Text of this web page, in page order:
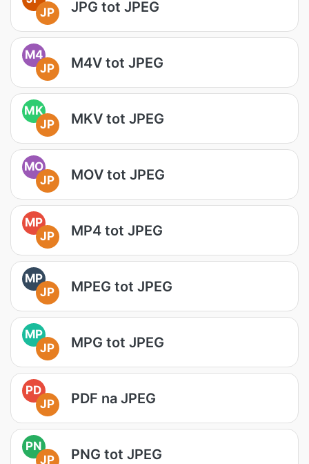
JP
JPG tot JPEG
M4
JP
M4V tot JPEG
MK
JP
MKV tot JPEG
MO
JP
MOV tot JPEG
MP
JP
MP4 tot JPEG
MP
JP
MPEG tot JPEG
MP
JP
MPG tot JPEG
PD
JP
PDF na JPEG
PN
JP
PNG tot JPEG